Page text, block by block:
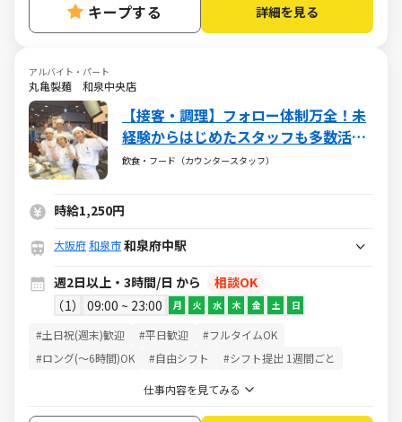
キープする 詳細を見る
アルバイト・パート
丸亀製麺 和泉中央店
【接客・調理】フォロー体制万全！未
経験からはじめたスタッフも多数活躍
中！
飲食・フード（カウンタースタッフ）
時給1,250円
大阪府和泉市和泉府中駅
週2日以上・3時間/日 から
相談OK
1
09:00 ~ 23:00 月 火 水 木 金 土 日
#土日祝(週末)歓迎 #平日歓迎
#フルタイムOK
#ロング(～6時間)OK
#自由シフト #シフト提出 1週間ごと
仕事内容を見てみる